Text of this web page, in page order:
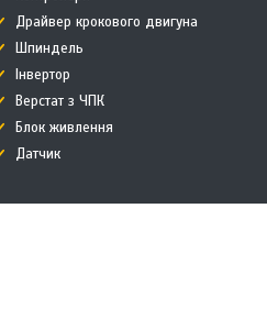
Драйвер крокового двигуна
Шпиндель
Інвертор
Верстат з ЧПК
Блок живлення
Датчик